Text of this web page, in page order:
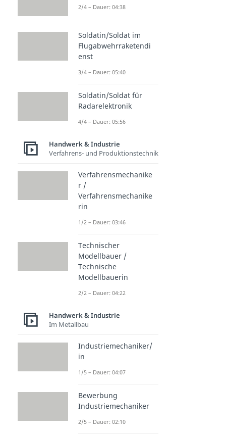
2/4 – Dauer: 04:38
Soldatin/Soldat im
Flugabwehrraketendi
enst
3/4 – Dauer: 05:40
Soldatin/Soldat für
Radarelektronik
4/4 – Dauer: 05:56
Handwerk & Industrie
Verfahrens- und Produktionstechnik
Verfahrensmechanike
r /
Verfahrensmechanike
rin
1/2 – Dauer: 03:46
Technischer
Modellbauer /
Technische
Modellbauerin
2/2 – Dauer: 04:22
Handwerk & Industrie
Im Metallbau
Industriemechaniker/
in
1/5 – Dauer: 04:07
Bewerbung
Industriemechaniker
2/5 – Dauer: 02:10